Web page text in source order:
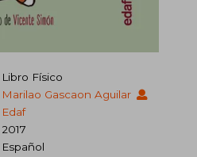
Libro Físico
Marilao Gascaon Aguilar
Edaf
2017
Español